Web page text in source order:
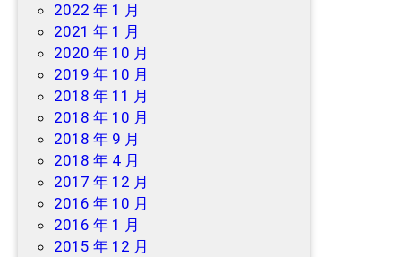
2022 年 1 月
2021 年 1 月
2020 年 10 月
2019 年 10 月
2018 年 11 月
2018 年 10 月
2018 年 9 月
2018 年 4 月
2017 年 12 月
2016 年 10 月
2016 年 1 月
2015 年 12 月